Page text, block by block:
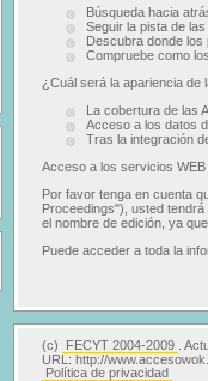
Búsqueda hacia
Seguir la pista de
Descubra donde
Compruebe como
¿Cuál será la apariencia de
La cobertura de las
Acceso a los datos
Tras la integración
Acceso a los servicios
Por favor tenga en cuenta
Proceedings"), usted
el nombre de edición, ya
Puede acceder a toda la
(c) FECYT 2004-2009
.
URL: http://
Política de privacidad